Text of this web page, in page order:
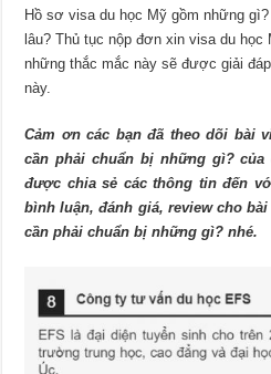
Hồ sơ visa du học Mỹ gồm những
lâu? Thủ tục nộp đơn xin visa du
những thắc mắc này sẽ được giải
này.
Cảm ơn các bạn đã theo dõi bài
cần phải chuẩn bị những gì?
được chia sẻ các thông tin đến
bình luận, đánh giá, review cho
cần phải chuẩn bị những gì? nhé.